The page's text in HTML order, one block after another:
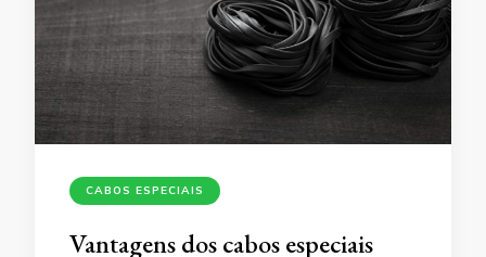
CABOS ESPECIAIS
Vantagens dos cabos especiais